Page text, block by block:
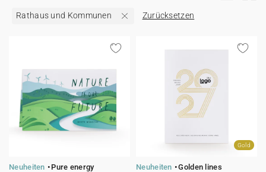
Karten mit Blumensamen
100% personalisierbare Karten
★ Gratis Musterkarten
★ Angebot anfragen
★ Angebot anfragen
Postkarten
Adressaufkleber für Umschläge
Menüs
Thekenaufsteller
Rathaus und Kommunen Zurücksetzen
Neuheiten
Pure energy
Gold
Neuheiten
Golden lines